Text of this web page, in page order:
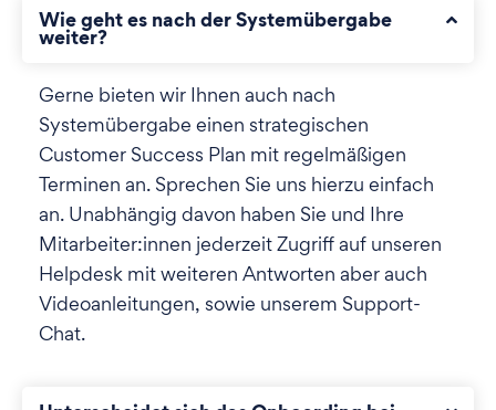
Wie geht es nach der Systemübergabe
weiter?
Gerne bieten wir Ihnen auch nach
Systemübergabe einen strategischen
Customer Success Plan mit regelmäßigen
Terminen an. Sprechen Sie uns hierzu einfach
an. Unabhängig davon haben Sie und Ihre
Mitarbeiter:innen jederzeit Zugriff auf unseren
Helpdesk mit weiteren Antworten aber auch
Videoanleitungen, sowie unserem Support-
Chat.